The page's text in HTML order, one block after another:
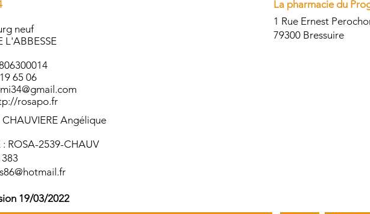
neuf
L'ABBESSE
65 06
rosapo.fr
La pharmacie du
1 Rue Ernest
79300 Bressuire
CHAUVIERE Angélique
: ROSA-2539-CHAUV
19/03/2022